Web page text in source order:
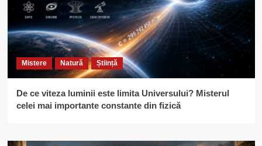
Mistere Natură Știință
De ce viteza luminii este limita Universului? Misterul
celei mai importante constante din fizică